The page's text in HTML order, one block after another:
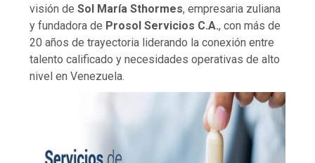
visión deSol María Sthormes, empresaria zuliana
y fundadora de Prosol Servicios C.A., con más de
20 años de trayectoria liderando la conexión entre
talento calificado y necesidades operativas de alto
nivel en Venezuela.